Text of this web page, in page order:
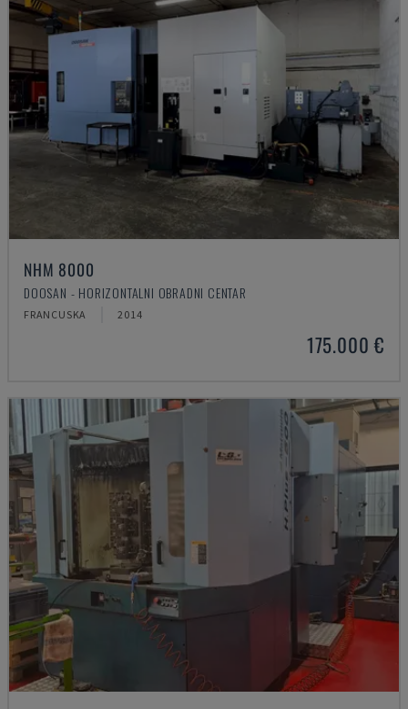
NHM 8000
DOOSAN - HORIZONTALNI OBRADNI CENTAR
FRANCUSKA 2014
175.000 €